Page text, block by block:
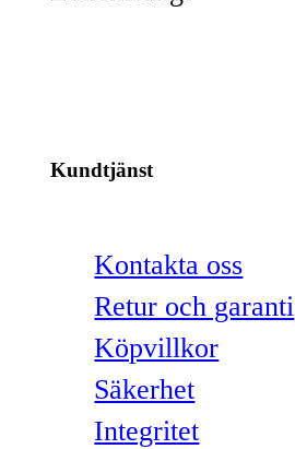
Kundtjänst
Kontakta oss
Retur och garanti
Köpvillkor
Säkerhet
Integritet